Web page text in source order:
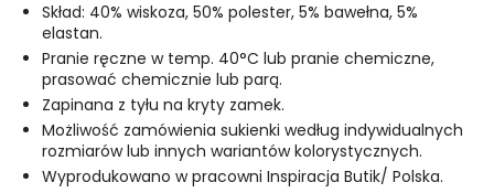
Skład: 40% wiskoza, 50% polester, 5% bawełna, 5%
elastan.
Pranie ręczne w temp. 40°C lub pranie chemiczne,
prasować chemicznie lub parą.
Zapinana z tyłu na kryty zamek.
Możliwość zamówienia sukienki według indywidualnych
rozmiarów lub innych wariantów kolorystycznych.
Wyprodukowano w pracowni Inspiracja Butik/ Polska.